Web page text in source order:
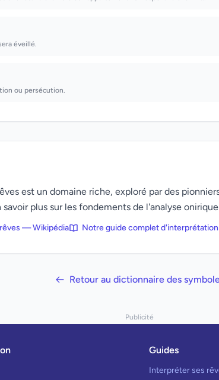
éveillé.
ou persécution.
est un domaine riche, exploré par des
savoir plus sur les fondements de l'analyse
— Wikipédia Notre guide complet
Retour au dictionnaire des
Publicité
Guides
Interpréter ses